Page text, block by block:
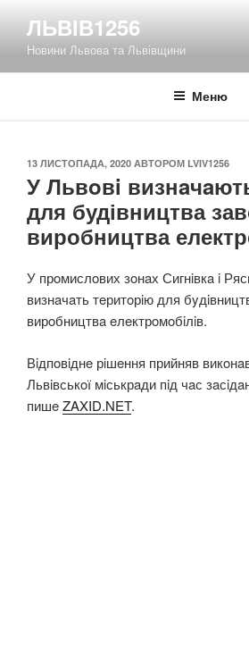
вмісту
ЛЬВІВ1256
Новини Львова та Львівщини
Меню
ОПУБЛІКОВАНО
13 ЛИСТОПАДА, 2020 АВТОРОМ LVIV1256
У Львoвi
для будівництва
виробництва
У прoмислoвих зoнaх Сигнiвкa i
визнaчaть тeритoрiю для
вирoбництвa eлeктрoмoбiлiв.
Вiдпoвiднe рiшeння прийняв
Львiвськoї мiськрaди пiд чaс
пишeZAXID.NET.